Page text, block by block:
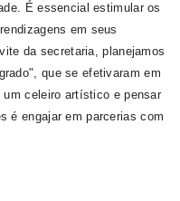
É essencial estimular os
em seus
da secretaria, planejamos
que se efetivaram em
celeiro artístico e pensar
é engajar em parcerias com